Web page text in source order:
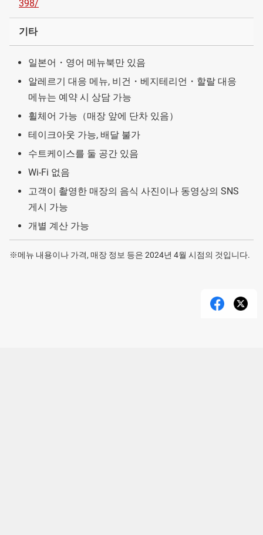
398/
기타
일본어・영어 메뉴북만 있음
알레르기 대응 메뉴, 비건・베지테리언・할랄 대응
메뉴는 예약 시 상담 가능
휠체어 가능（매장 앞에 단차 있음）
테이크아웃 가능, 배달 불가
수트케이스를 둘 공간 있음
Wi-Fi 없음
고객이 촬영한 매장의 음식 사진이나 동영상의 SNS
게시 가능
개별 계산 가능
※메뉴 내용이나 가격, 매장 정보 등은 2024년 4월 시점의 것입니다.